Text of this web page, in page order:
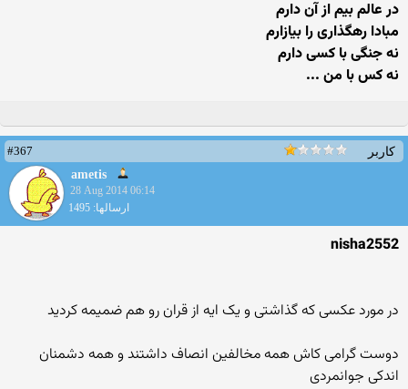
در عالم بیم از آن دارم
مبادا رهگذاری را بیازارم
نه جنگی با کسی دارم
نه کس با من ...
کاربر
#367
ametis
28 Aug 2014 06:14
ارسالها: 1495
nisha2552
در مورد عکسی که گذاشتی و یک ایه از قران رو هم ضمیمه کردید
دوست گرامی کاش همه مخالفین انصاف داشتند و همه دشمنان
اندکی جوانمردی